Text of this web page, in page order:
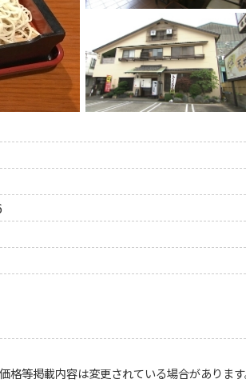
等掲載内容は変更されている場合があります